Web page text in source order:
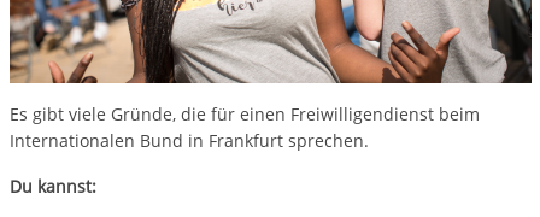
Es gibt viele Gründe, die für einen Freiwilligendienst beim
Internationalen Bund in Frankfurt sprechen.
Du kannst: